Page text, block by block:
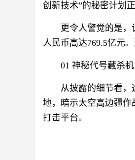
创新技术”的秘密计划
更令人警觉的是，
人民币高达769.5亿元
01 神秘代号藏杀
从披露的细节看，
地，暗示太空高边疆作
打击平台。